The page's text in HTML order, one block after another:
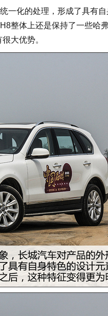
化的处理，形成了具有
整体上还是保持了一些哈
大优势。